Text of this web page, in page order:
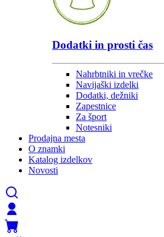
Dodatki in prosti čas
Nahrbtniki in vrečke
Navijaški izdelki
Dodatki, dežniki
Zapestnice
Za šport
Notesniki
Prodajna mesta
O znamki
Katalog izdelkov
Novosti